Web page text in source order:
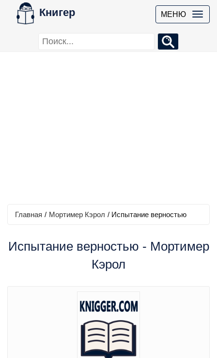
Книгер МЕНЮ
Главная / Мортимер Кэрол / Испытание верностью
Испытание верностью - Мортимер
Кэрол